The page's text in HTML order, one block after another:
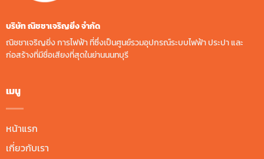
บริษัท ณิชชาเจริญยิ่ง จํากัด
ณิชชาเจริญยิ่ง การไฟฟ้า ที่ซึ่งเป็นศูนย์รวมอุปกรณ์ระบบไฟฟ้า ประปา และ
ก่อสร้างที่มีชื่อเสียงที่สุดในย่านนนทบุรี
เมนู
หน้าแรก
เกี่ยวกับเรา